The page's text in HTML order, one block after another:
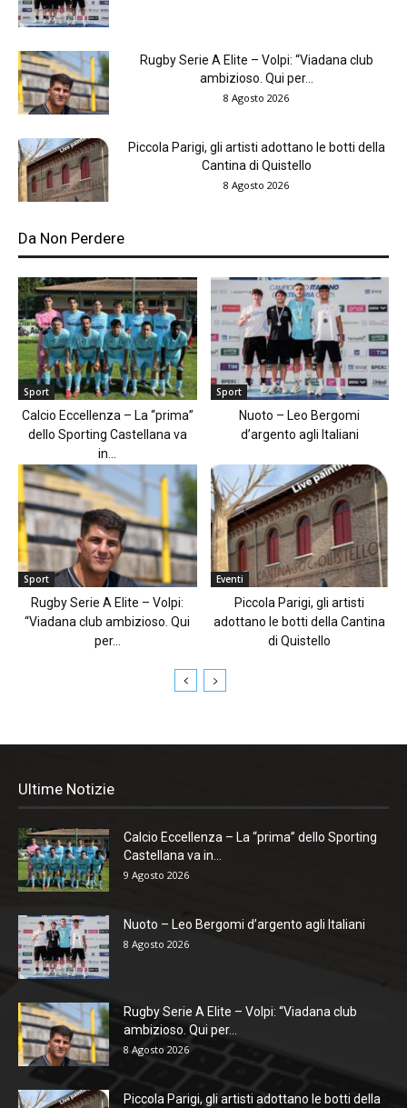
Rugby Serie A Elite – Volpi: “Viadana club
ambizioso. Qui per...
8 Agosto 2026
Piccola Parigi, gli artisti adottano le botti della
Cantina di Quistello
8 Agosto 2026
Da Non Perdere
Sport
Calcio Eccellenza – La “prima”
dello Sporting Castellana va
in...
Sport
Nuoto – Leo Bergomi
d’argento agli Italiani
Sport
Rugby Serie A Elite – Volpi:
“Viadana club ambizioso. Qui
per...
Eventi
Piccola Parigi, gli artisti
adottano le botti della Cantina
di Quistello
Ultime Notizie
Calcio Eccellenza – La “prima” dello Sporting
Castellana va in...
9 Agosto 2026
Nuoto – Leo Bergomi d’argento agli Italiani
8 Agosto 2026
Rugby Serie A Elite – Volpi: “Viadana club
ambizioso. Qui per...
8 Agosto 2026
Piccola Parigi, gli artisti adottano le botti della